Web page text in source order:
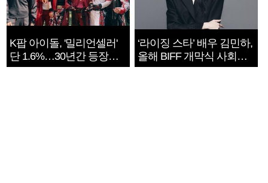
K팝 아이돌, '밀리언셀러'
단 1.6%…30년간 등장
1182개팀 전수조사
‘라이징 스타’ 배우 김민하,
올해 BIFF 개막식 사회자
확정